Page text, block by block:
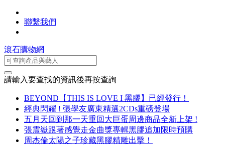
聯繫我們
滾石購物網
請輸入要查找的資訊後再按查詢
BEYOND【THIS IS LOVE I 黑膠】已經發行！
經典閃耀 ! 張學友廣東精選2CDs重磅登場
五月天回到那一天重回大巨蛋周邊商品全新上架 !
張震嶽跟著感覺走金曲獎專輯黑膠追加限時預購
周杰倫太陽之子珍藏黑膠精雕出擊！